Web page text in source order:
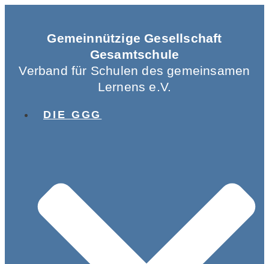
Gemeinnützige Gesellschaft
Gesamtschule
Verband für Schulen des gemeinsamen
Lernens e.V.
DIE GGG